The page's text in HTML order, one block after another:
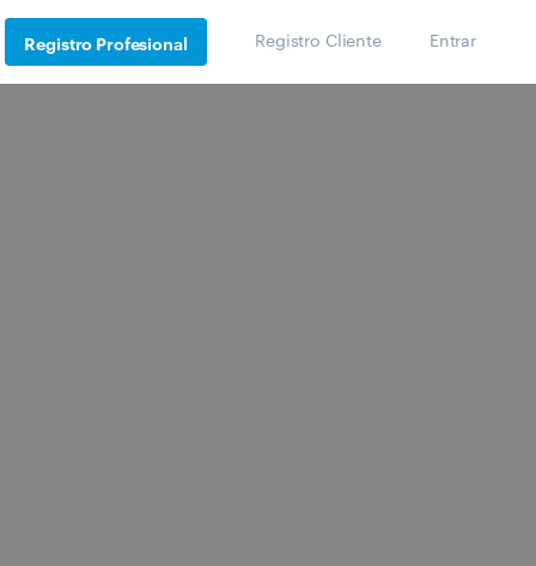
Registro Profesional Registro Cliente Entrar